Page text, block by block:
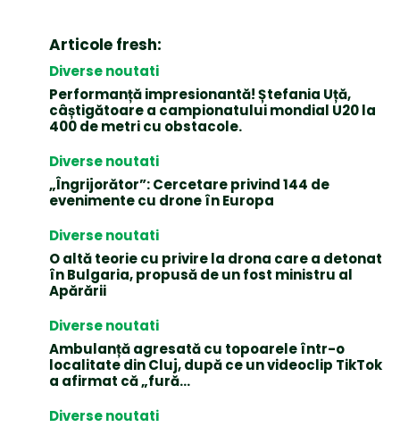
Articole fresh:
Diverse noutati
Performanță impresionantă! Ștefania Uță,
câștigătoare a campionatului mondial U20 la
400 de metri cu obstacole.
Diverse noutati
„Îngrijorător”: Cercetare privind 144 de
evenimente cu drone în Europa
Diverse noutati
O altă teorie cu privire la drona care a detonat
în Bulgaria, propusă de un fost ministru al
Apărării
Diverse noutati
Ambulanță agresată cu topoarele într-o
localitate din Cluj, după ce un videoclip TikTok
a afirmat că „fură…
Diverse noutati